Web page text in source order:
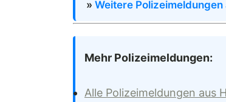
» Weitere
Mehr Polizeimeldungen:
Alle Polizeimeldungen aus